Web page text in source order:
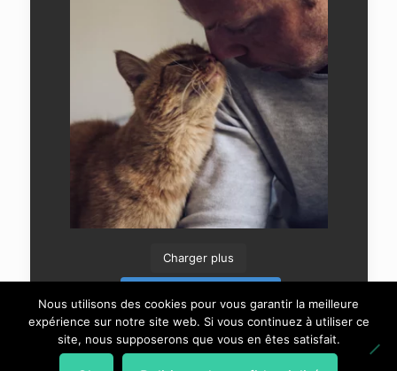
Charger plus
Nous utilisons des cookies pour vous garantir la meilleure
expérience sur notre site web. Si vous continuez à utiliser ce
site, nous supposerons que vous en êtes satisfait.